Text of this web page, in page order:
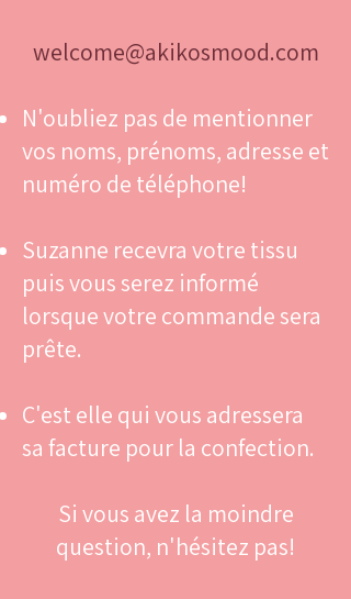
welcome@akikosmood.com
N'oubliez pas de mentionner
vos noms, prénoms, adresse et
numéro de téléphone!
Suzanne recevra votre tissu
puis vous serez informé
lorsque votre commande sera
prête.
C'est elle qui vous adressera
sa facture pour la confection.
Si vous avez la moindre
question, n'hésitez pas!